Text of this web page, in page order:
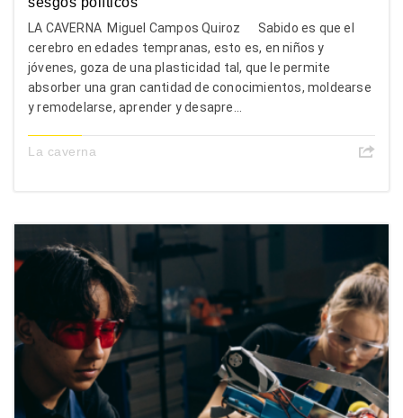
LA CAVERNA Miguel Campos Quiroz Sabido es que el
cerebro en edades tempranas, esto es, en niños y
jóvenes, goza de una plasticidad tal, que le permite
absorber una gran cantidad de conocimientos, moldearse
y remodelarse, aprender y desapre...
La caverna